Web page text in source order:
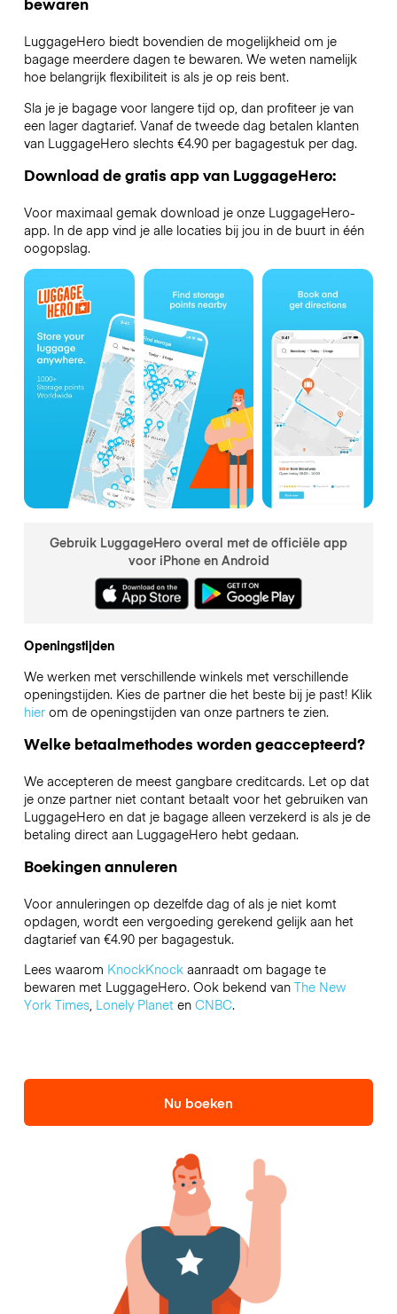
LuggageHero biedt bovendien de mogelijkheid om je
bagage meerdere dagen te bewaren. We weten namelijk
hoe belangrijk flexibiliteit is als je op reis bent.
Sla je je bagage voor langere tijd op, dan profiteer je van
een lager dagtarief. Vanaf de tweede dag betalen klanten
van LuggageHero slechts €4.90 per bagagestuk per dag.
Download de gratis app van LuggageHero:
Voor maximaal gemak download je onze LuggageHero-
app. In de app vind je alle locaties bij jou in de buurt in één
oogopslag.
Gebruik LuggageHero overal met de officiële app
voor iPhone en Android
Openingstijden
We werken met verschillende winkels met verschillende
openingstijden. Kies de partner die het beste bij je past! Klik
hierom de openingstijden van onze partners te zien.
Welke betaalmethodes worden geaccepteerd?
We accepteren de meest gangbare creditcards. Let op dat
je onze partner niet contant betaalt voor het gebruiken van
LuggageHero en dat je bagage alleen verzekerd is als je de
betaling direct aan LuggageHero hebt gedaan.
Boekingen annuleren
Voor annuleringen op dezelfde dag of als je niet komt
opdagen, wordt een vergoeding gerekend gelijk aan het
dagtarief van €4.90 per bagagestuk.
Lees waarom KnockKnockaanraadt om bagage te
bewaren met LuggageHero. Ook bekend van The New
York Times, Lonely Planeten CNBC.
Nu boeken